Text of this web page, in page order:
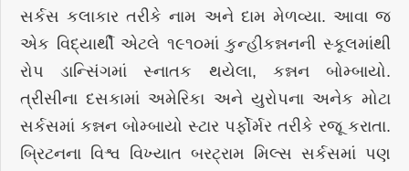
સર્કસ કલાકાર તરીકે નામ અને દામ મેળવ્યા. આવા જ
એક વિદ્યાર્થી એટલે ૧૯૧૦માં કુન્હીકન્નનની સ્કૂલમાંથી
રોપ ડાન્સિંગમાં સ્નાતક થયેલા, કન્નન બોમ્બાયો.
ત્રીસીના દસકામાં અમેરિકા અને યુરોપના અનેક મોટા
સર્કસમાં કન્નન બોમ્બાયો સ્ટાર પર્ફોર્મર તરીકે રજૂ કરાતા.
બ્રિટનના વિશ્વ વિખ્યાત બરટ્રામ મિલ્સ સર્કસમાં પણ